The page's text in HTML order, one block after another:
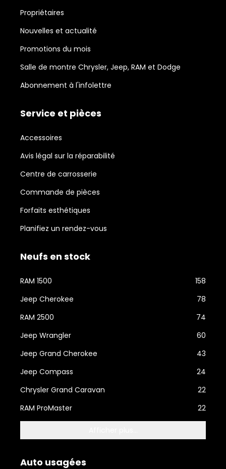
Propriétaires
Nouvelles et actualité
Promotions du mois
Salle de montre Chrysler, Jeep, RAM et Dodge
Abonnement à l'infolettre
Service et pièces
Accessoires
Avis légal sur la réparabilité
Centre de carrosserie
Commande de pièces
Forfaits esthétiques
Planifiez un rendez-vous
Neufs en stock
RAM 1500
158
Jeep Cherokee
78
RAM 2500
74
Jeep Wrangler
60
Jeep Grand Cherokee
43
Jeep Compass
24
Chrysler Grand Caravan
22
RAM ProMaster
22
Auto usagées